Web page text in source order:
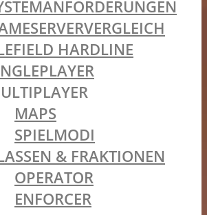
HARDLINE
MAPS
SPIELMODI
& FRAKTIONEN
OPERATOR
ENFORCER